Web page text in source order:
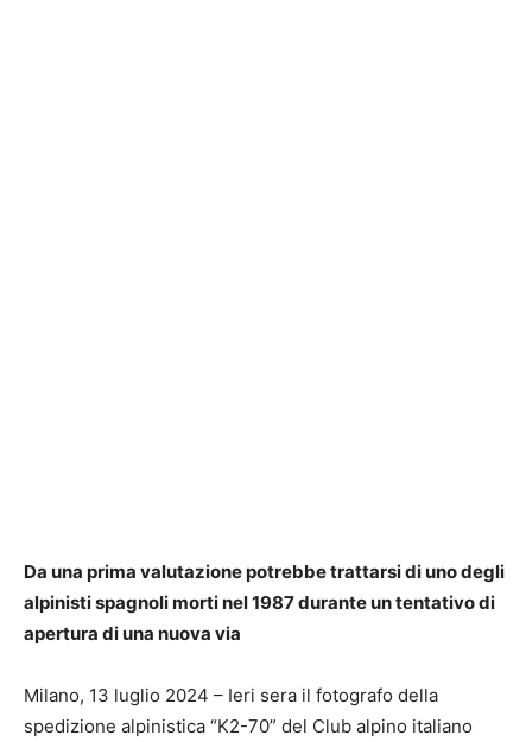
Da una prima valutazione potrebbe trattarsi di uno degli
alpinisti spagnoli morti nel 1987 durante un tentativo di
apertura di una nuova via
Milano, 13 luglio 2024 – Ieri sera il fotografo della
spedizione alpinistica “K2-70” del Club alpino italiano